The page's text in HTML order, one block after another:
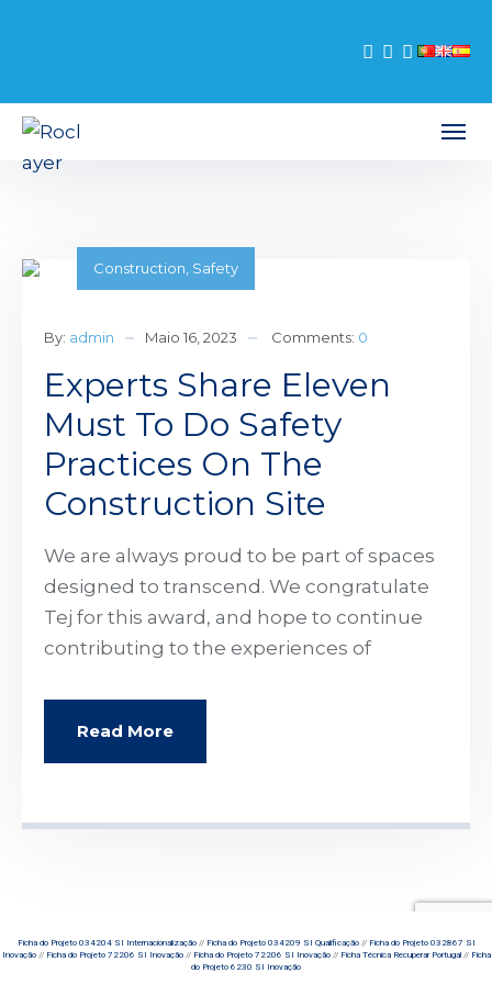
Construction Safety
By: admin Maio 16, 2023 Comments: 0
Experts Share Eleven
Must To Do Safety
Practices On The
Construction Site
We are always proud to be part of spaces
designed to transcend. We congratulate
Tej for this award, and hope to continue
contributing to the experiences of
Read More
Ficha do Projeto 034204 SI Internacionalização// Ficha do Projeto 034209 SI Qualificação// Ficha do Projeto 032867 SI
Inovação// Ficha do Projeto 72206 SI Inovação// Ficha do Projeto 72206 SI Inovação// Ficha Técnica Recuperar Portugal// Ficha
do Projeto 6230 SI Inovação